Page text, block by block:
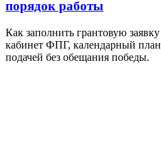
порядок работы
Как заполнить грантовую
кабинет ФПГ, календарный
подачей без обещания победы.